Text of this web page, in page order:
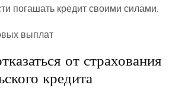
погашать кредит своими силами.
от страхования
кредита